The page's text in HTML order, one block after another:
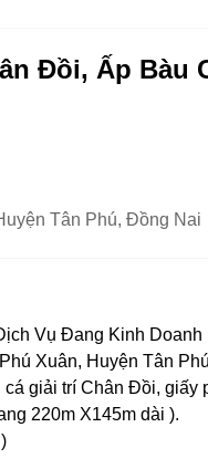
Đồi, Ấp Bàu
Tân Phú, Đồng Nai
Vụ Đang Kinh Doanh
Xuân, Huyện Tân
giải trí Chân Đồi, giấy
220m X145m dài ).